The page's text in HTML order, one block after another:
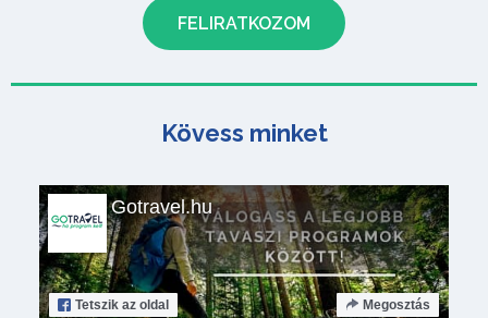
Kövess minket
Gotravel.hu
Tetszik az oldal Megosztás